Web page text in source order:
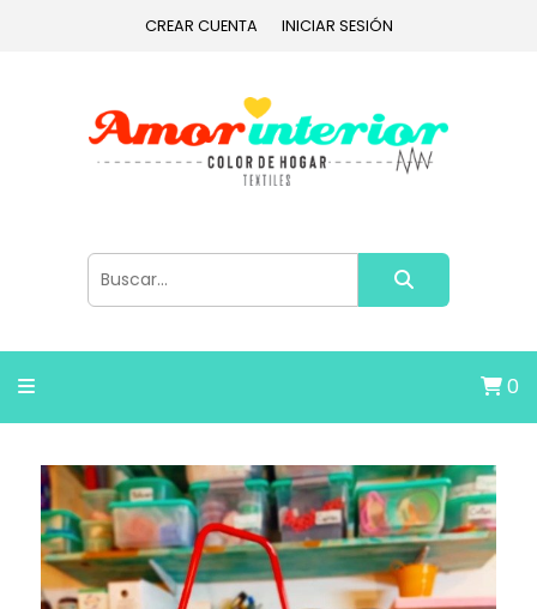
CREAR CUENTA INICIAR SESIÓN
0